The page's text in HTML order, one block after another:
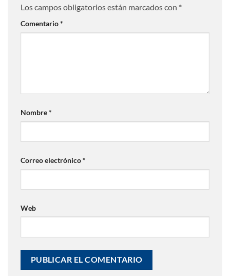
Los campos obligatorios están marcados con *
Comentario*
Nombre*
Correo electrónico*
Web